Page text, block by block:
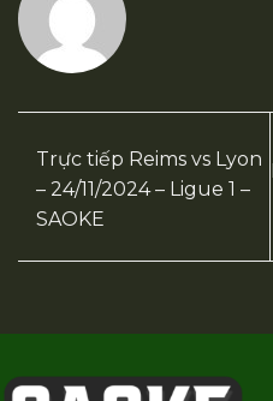
Trực tiếp Reims vs Lyon
– 24/11/2024 – Ligue 1 –
SAOKE